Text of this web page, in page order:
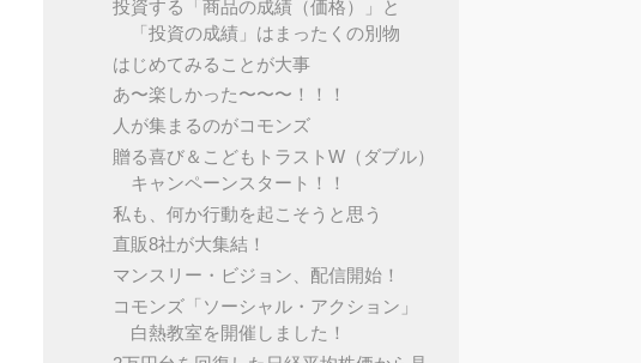
投資する「商品の成績（価格）」と
「投資の成績」はまったくの別物
はじめてみることが大事
あ〜楽しかった〜〜〜！！！
人が集まるのがコモンズ
贈る喜び＆こどもトラストW（ダブル）
キャンペーンスタート！！
私も、何か行動を起こそうと思う
直販8社が大集結！
マンスリー・ビジョン、配信開始！
コモンズ「ソーシャル・アクション」
白熱教室を開催しました！